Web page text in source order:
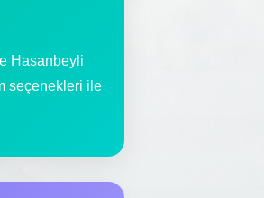
Hasanbeyli
seçenekleri ile